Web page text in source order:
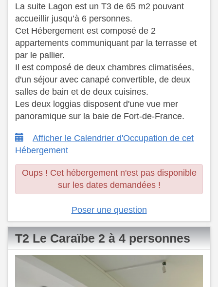
La suite Lagon est un T3 de 65 m2 pouvant
accueillir jusqu’à 6 personnes.
Cet Hébergement est composé de 2
appartements communiquant par la terrasse et
par le pallier.
Il est composé de deux chambres climatisées,
d'un séjour avec canapé convertible, de deux
salles de bain et de deux cuisines.
Les deux loggias disposent d'une vue mer
panoramique sur la baie de Fort-de-France.
Afficher le Calendrier d'Occupation de cet
Hébergement
Oups ! Cet hébergement n'est pas disponible
sur les dates demandées !
Poser une question
T2 Le Caraïbe 2 à 4 personnes
Previous